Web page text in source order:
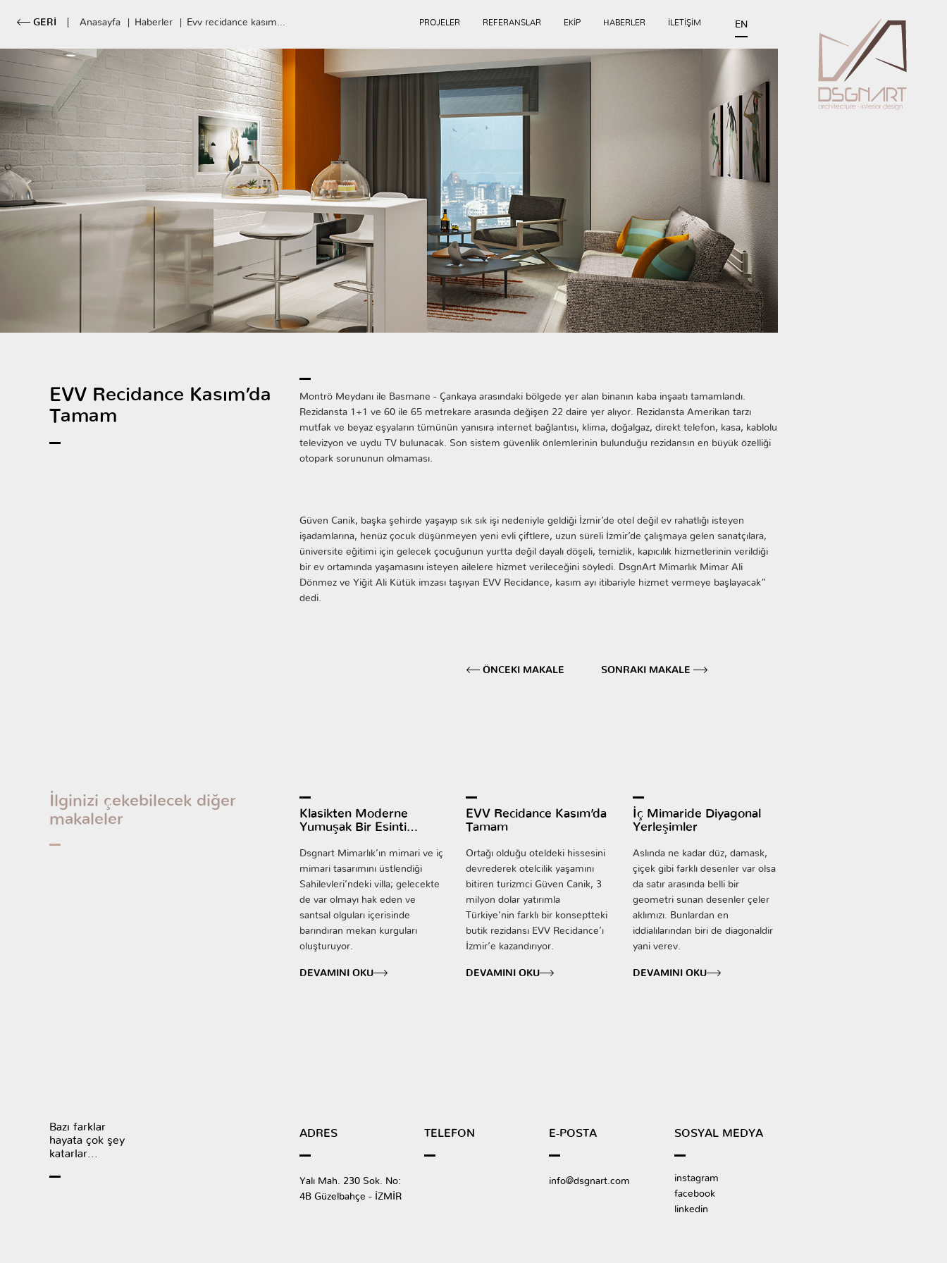
PROJELER REFERANSLAR EKİP HABERLER İLETİŞİM EN
GERİ Anasayfa Haberler Evv recidance kasım...
EVV Recidance Kasım’da
Tamam
Montrö Meydanı ile Basmane - Çankaya arasındaki bölgede yer alan binanın kaba inşaatı tamamlandı.
Rezidansta 1+1 ve 60 ile 65 metrekare arasında değişen 22 daire yer alıyor. Rezidansta Amerikan tarzı
mutfak ve beyaz eşyaların tümünün yanısıra internet bağlantısı, klima, doğalgaz, direkt telefon, kasa, kablolu
televizyon ve uydu TV bulunacak. Son sistem güvenlik önlemlerinin bulunduğu rezidansın en büyük özelliği
otopark sorununun olmaması.
Güven Canik, başka şehirde yaşayıp sık sık işi nedeniyle geldiği İzmir’de otel değil ev rahatlığı isteyen
işadamlarına, henüz çocuk düşünmeyen yeni evli çiftlere, uzun süreli İzmir’de çalışmaya gelen sanatçılara,
üniversite eğitimi için gelecek çocuğunun yurtta değil dayalı döşeli, temizlik, kapıcılık hizmetlerinin verildiği
bir ev ortamında yaşamasını isteyen ailelere hizmet verileceğini söyledi. DsgnArt Mimarlık Mimar Ali
Dönmez ve Yiğit Ali Kütük imzası taşıyan EVV Recidance, kasım ayı itibariyle hizmet vermeye başlayacak”
dedi.
ÖNCEKI MAKALE SONRAKI MAKALE
İlginizi çekebilecek diğer
makaleler
Klasikten Moderne
Yumuşak Bir Esinti…
Dsgnart Mimarlık’ın mimari ve iç
mimari tasarımını üstlendiği
Sahilevleri’ndeki villa; gelecekte
de var olmayı hak eden ve
santsal olguları içerisinde
barındıran mekan kurguları
oluşturuyor.
DEVAMINI OKU
EVV Recidance Kasım’da
Tamam
Ortağı olduğu oteldeki hissesini
devrederek otelcilik yaşamını
bitiren turizmci Güven Canik, 3
milyon dolar yatırımla
Türkiye’nin farklı bir konseptteki
butik rezidansı EVV Recidance’ı
İzmir’e kazandırıyor.
DEVAMINI OKU
İç Mimaride Diyagonal
Yerleşimler
Aslında ne kadar düz, damask,
çiçek gibi farklı desenler var olsa
da satır arasında belli bir
geometri sunan desenler çeler
aklımızı. Bunlardan en
iddialılarından biri de diagonaldir
yani verev.
DEVAMINI OKU
Bazı farklar
hayata çok şey
katarlar...
ADRES
Yalı Mah. 230 Sok. No:
4B Güzelbahçe - İZMİR
TELEFON E-POSTA
info@dsgnart.com
SOSYAL MEDYA
instagram
facebook
linkedin